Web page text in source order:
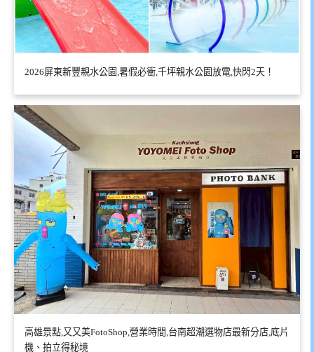
2026屏東新豐親水公園,暑假必衝,千坪親水公園放電,快閃2天！
高雄景點,又又美FotoShop,營業時間,台南超潮選物店最新分店,底片
機、拍立得秘境